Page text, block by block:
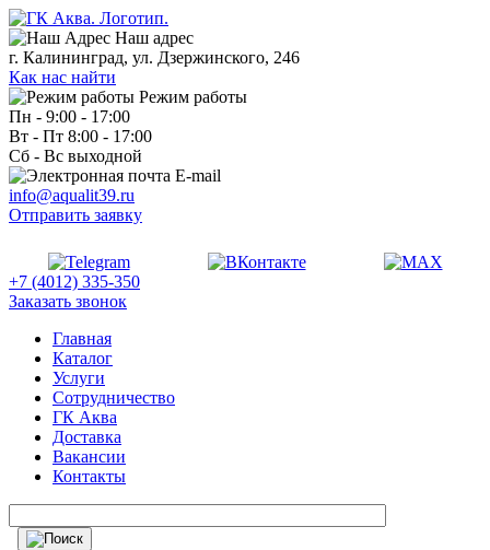
Наш адрес
г. Калининград, ул. Дзержинского, 246
Как нас найти
Режим работы
Пн - 9:00 - 17:00
Вт - Пт 8:00 - 17:00
Сб - Вс выходной
E-mail
info@aqualit39.ru
Отправить заявку
+7 (4012) 335-350
Заказать звонок
Главная
Каталог
Услуги
Сотрудничество
ГК Аква
Доставка
Вакансии
Контакты